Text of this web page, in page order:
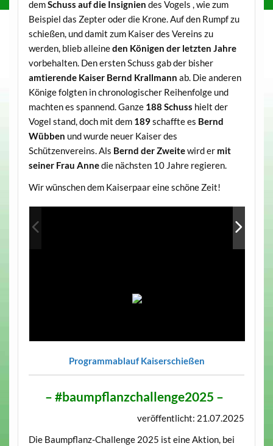
demSchuss auf die Insignien des Vogels , wie zum
Beispiel das Zepter oder die Krone. Auf den Rumpf zu
schießen, und damit zum Kaiser des Vereins zu
werden, blieb alleineden Königen der letzten Jahre
vorbehalten. Den ersten Schuss gab der bisher
amtierende Kaiser Bernd Krallmann ab. Die anderen
Könige folgten in chronologischer Reihenfolge und
machten es spannend. Ganze 188 Schuss hielt der
Vogel stand, doch mit dem 189schaffte es Bernd
Wübben und wurde neuer Kaiser des
Schützenvereins. Als Bernd der Zweitewird er mit
seiner Frau Annedie nächsten 10 Jahre regieren.
Wir wünschen dem Kaiserpaar eine schöne Zeit!
Programmablauf Kaiserschießen
– #baumpflanzchallenge2025 –
veröffentlicht: 21.07.2025
Die Baumpflanz-Challenge 2025 ist eine Aktion, bei